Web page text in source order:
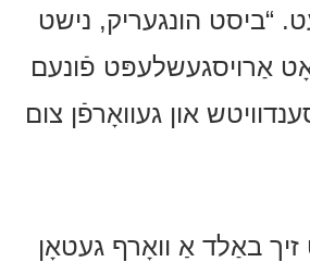
“ביסט הונגעריק, נישט
אַרויסגעשלעפּט פֿונעם
און געוואָרפֿן צום
באַלד אַ וואָרף געטאָן